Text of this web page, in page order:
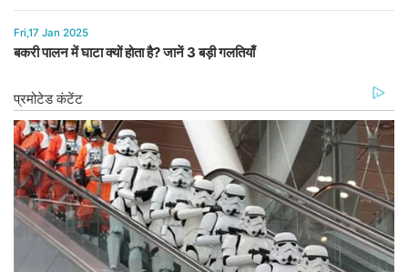
Fri,17 Jan 2025
बकरी पालन में घाटा क्यों होता है? जानें 3 बड़ी गलतियाँ